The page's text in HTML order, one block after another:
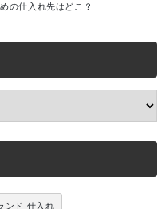
の仕入れ先はどこ？
ンド 仕入れ